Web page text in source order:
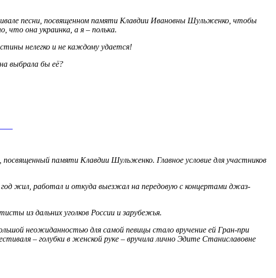
песни, посвященном памяти Клавдии Ивановны Шульженко, чтобы
что она украинка, а я – полька.
нелегко и не каждому удается!
выбрала бы её?
памяти Клавдии Шульженко. Главное условие для участников
жил, работал и откуда выезжал на передовую с концертами джаз-
из дальних уголков России и зарубежья.
неожиданностью для самой певицы стало вручение ей Гран-при
– голубки в женской руке – вручила лично Эдите Станиславовне